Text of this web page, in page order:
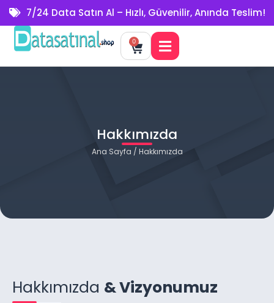
7/24 Data Satın Al – Hızlı, Güvenilir, Anında Teslim!
0
Hakkımızda
Ana Sayfa / Hakkımızda
Hakkımızda & Vizyonumuz